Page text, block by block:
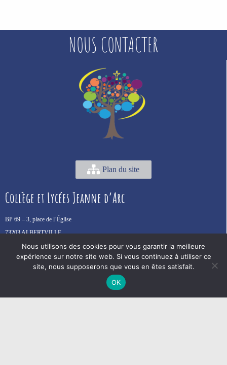
NOUS CONTACTER
Plan du site
Collège et Lycées Jeanne d’Arc
BP 69 – 3, place de l’Église
73203 ALBERTVILLE
04 79 31 12 28
Mail :accueil.jda@spt.education
Nous utilisons des cookies pour vous garantir la meilleure
expérience sur notre site web. Si vous continuez à utiliser ce
site, nous supposerons que vous en êtes satisfait.
OK